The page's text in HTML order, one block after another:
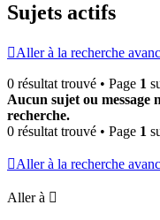
Sujets actifs
Aller à la recherche
0 résultat trouvé • Page 1
Aucun sujet ou message
recherche.
0 résultat trouvé • Page 1
Aller à la recherche
Aller à